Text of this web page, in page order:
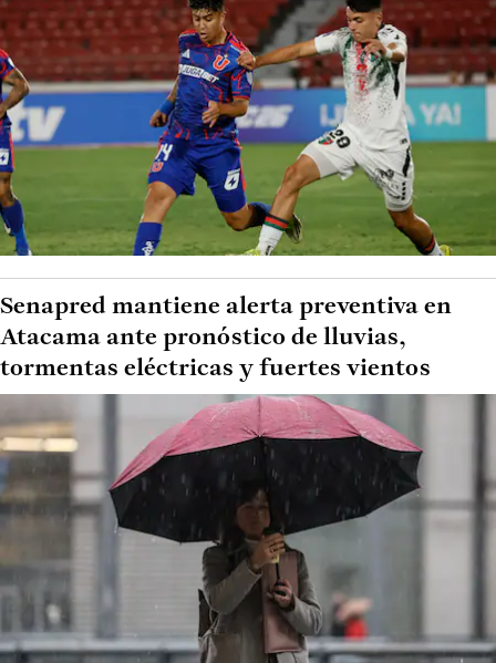
Senapred mantiene alerta preventiva en
Atacama ante pronóstico de lluvias,
tormentas eléctricas y fuertes vientos